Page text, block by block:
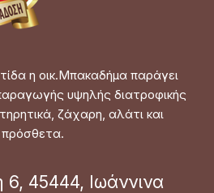
η οικ.Μπακαδήμα παράγει
υψηλής διατροφικής
ζάχαρη, αλάτι και
πρόσθετα.
6, 45444, Ιωάννινα